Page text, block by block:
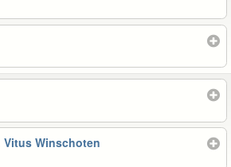
Vitus Winschoten